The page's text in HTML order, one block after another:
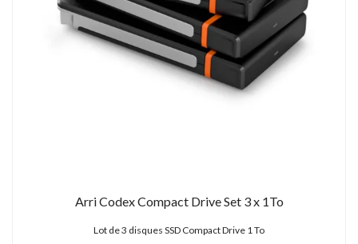
Arri Codex Compact Drive Set 3 x 1To
Lot de 3 disques SSD Compact Drive 1 To